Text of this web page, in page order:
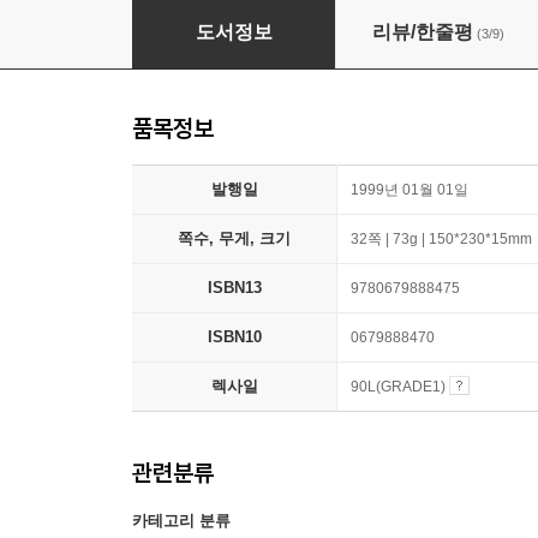
Step Into Reading 2 : My Loose Tooth
도서정보 리뷰/한줄평 (3/9)
품목정보
발행일 1999년 01월 01일
쪽수, 무게, 크기 32쪽 | 73g | 150*230*15mm
ISBN13 9780679888475
ISBN10 0679888470
렉사일 90L(GRADE1)
관련분류
카테고리 분류